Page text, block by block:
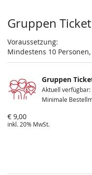
Gruppen
Voraussetzung:
Mindestens 10
Gruppen
Aktuell verfügbar:
Minimale
€ 9,00
inkl. 20% MwSt.